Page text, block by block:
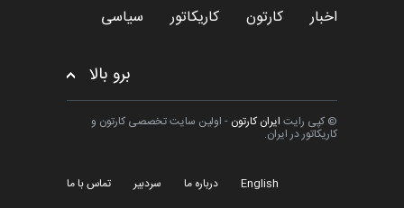
اخبار کارتون کاریکاتور سیاسی
برو بالا
© کپی رایت ایران کارتون - اولین سایت تخصصی کارتون و
کاریکاتور در ایران.
English درباره ما سردبیر تماس با ما